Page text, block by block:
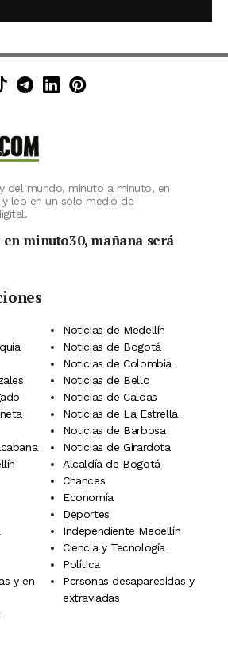
Facebook
en Instagram
en X (Twitter)
Minuto30 en TikTok
Canal de Minuto30 en
Minuto30 en LinkedIn
Minuto30 en
del mundo, minuto a minuto, en
leo en un solo medio de
minuto30, mañana será
Noticias de Medellín
Noticias de Bogotá
Noticias de Colombia
Noticias de Bello
Noticias de Caldas
Noticias de La Estrella
Noticias de Barbosa
Noticias de Girardota
Alcaldía de Bogotá
Chances
Economía
Deportes
Independiente Medellín
Ciencia y Tecnología
Política
y en
Personas desaparecidas y
extraviadas